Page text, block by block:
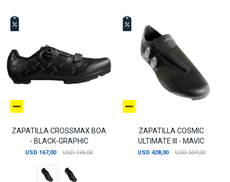
ZAPATILLA CROSSMAX BOA
- BLACK-GRAPHIC
USD 167,00 USD 196,00
ZAPATILLA COSMIC
ULTIMATE III - MAVIC
USD 428,00 USD 504,00